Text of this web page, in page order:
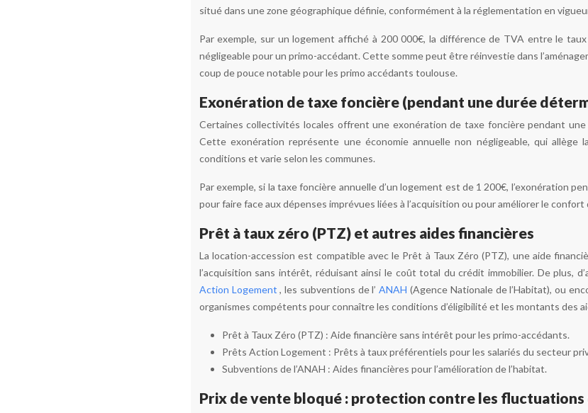
situé dans une zone géographique définie, conformément à la réglementation en
Par exemple, sur un logement affiché à 200 000€, la différence de TVA entre le
négligeable pour un primo-accédant. Cette somme peut être réinvestie dans
coup de pouce notable pour les primo accédants toulouse.
Exonération de taxe foncière (pendant une durée
Certaines collectivités locales offrent une exonération de taxe foncière pendant
Cette exonération représente une économie annuelle non négligeable, qui
conditions et varie selon les communes.
Par exemple, si la taxe foncière annuelle d’un logement est de 1 200€, l’exonération
pour faire face aux dépenses imprévues liées à l’acquisition ou pour améliorer le confort
Prêt à taux zéro (PTZ) et autres aides financières
La location-accession est compatible avec le Prêt à Taux Zéro (PTZ), une aide
l’acquisition sans intérêt, réduisant ainsi le coût total du crédit immobilier. De plus,
Action Logement, les subventions de l’ANAH (Agence Nationale de l’Habitat), ou
organismes compétents pour connaître les conditions d’éligibilité et les montants des
Prêt à Taux Zéro (PTZ) : Aide financière sans intérêt pour les primo-accédants.
Prêts Action Logement : Prêts à taux préférentiels pour les salariés du secteur
Subventions de l’ANAH : Aides financières pour l’amélioration de l’habitat.
Prix de vente bloqué : protection contre les fluctuations